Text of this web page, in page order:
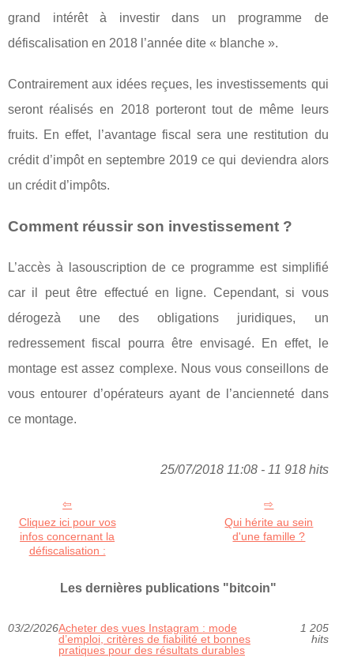
grand intérêt à investir dans un programme de
défiscalisation en 2018 l’année dite « blanche ».
Contrairement aux idées reçues, les investissements qui
seront réalisés en 2018 porteront tout de même leurs
fruits. En effet, l’avantage fiscal sera une restitution du
crédit d’impôt en septembre 2019 ce qui deviendra alors
un crédit d’impôts.
Comment réussir son investissement ?
L’accès à lasouscription de ce programme est simplifié
car il peut être effectué en ligne. Cependant, si vous
dérogezà une des obligations juridiques, un
redressement fiscal pourra être envisagé. En effet, le
montage est assez complexe. Nous vous conseillons de
vous entourer d’opérateurs ayant de l’ancienneté dans
ce montage.
25/07/2018 11:08 - 11 918 hits
Cliquez ici pour vos
infos concernant la
défiscalisation :
Qui hérite au sein
d'une famille ?
Les dernières publications "bitcoin"
03/2/2026Acheter des vues Instagram : mode
d’emploi, critères de fiabilité et bonnes
pratiques pour des résultats durables
1 205
hits